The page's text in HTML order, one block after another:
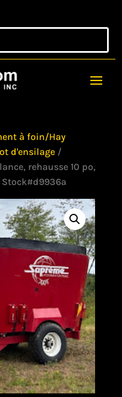
à foin/Hay
d'ensilage /
rehausse 10 po,
Stock#d9936a